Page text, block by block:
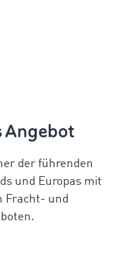
Angebot
der führenden
und Europas mit
Fracht- und